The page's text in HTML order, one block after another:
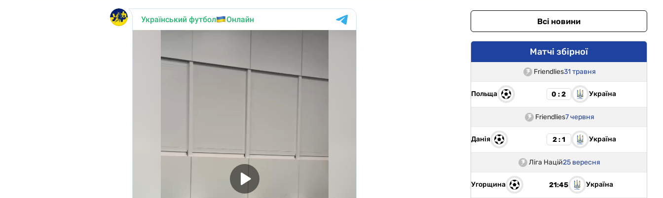
Всі новини
Матчі збірної
Friendlies31 травня
Польща 0 : 2 Україна
Friendlies7 червня
Данія 2 : 1 Україна
Ліга Націй25 вересня
Угорщина 21:45 Україна